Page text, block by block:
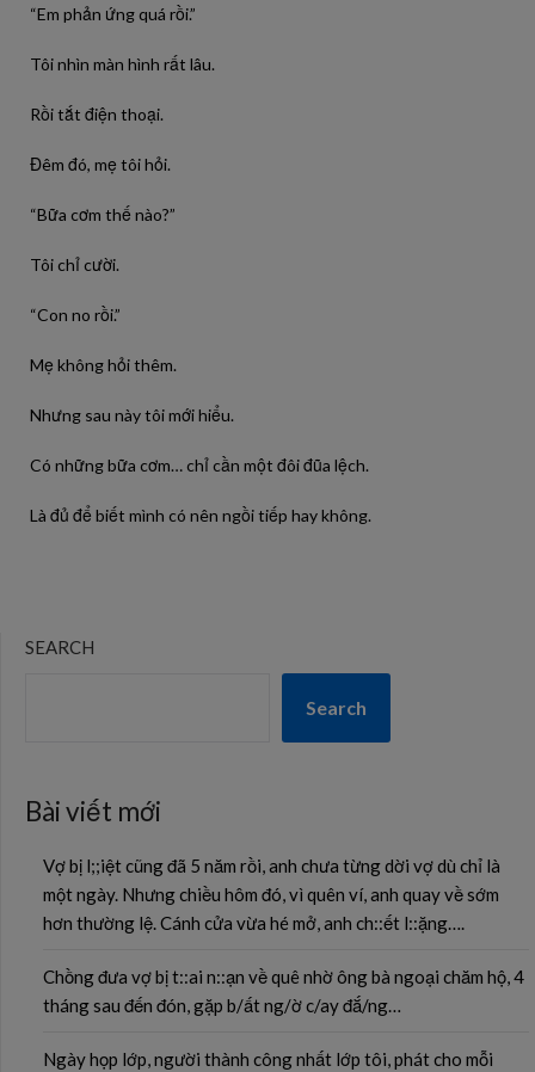
“Em phản ứng quá rồi.”
Tôi nhìn màn hình rất lâu.
Rồi tắt điện thoại.
Đêm đó, mẹ tôi hỏi.
“Bữa cơm thế nào?”
Tôi chỉ cười.
“Con no rồi.”
Mẹ không hỏi thêm.
Nhưng sau này tôi mới hiểu.
Có những bữa cơm… chỉ cần một đôi đũa lệch.
Là đủ để biết mình có nên ngồi tiếp hay không.
SEARCH
Search
Bài viết mới
Vợ bị l;;iệt cũng đã 5 năm rồi, anh chưa từng dời vợ dù chỉ là
một ngày. Nhưng chiều hôm đó, vì quên ví, anh quay về sớm
hơn thường lệ. Cánh cửa vừa hé mở, anh ch::ết l::ặng….
Chồng đưa vợ bị t::ai n::ạn về quê nhờ ông bà ngoại chăm hộ, 4
tháng sau đến đón, gặp b/ất ng/ờ c/ay đắ/ng…
Ngày họp lớp, người thành công nhất lớp tôi, phát cho mỗi